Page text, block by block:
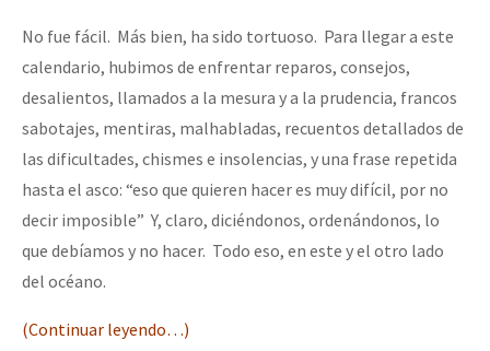
No fue fácil. Más bien, ha sido tortuoso. Para llegar a este
calendario, hubimos de enfrentar reparos, consejos,
desalientos, llamados a la mesura y a la prudencia, francos
sabotajes, mentiras, malhabladas, recuentos detallados de
las dificultades, chismes e insolencias, y una frase repetida
hasta el asco: “eso que quieren hacer es muy difícil, por no
decir imposible” Y, claro, diciéndonos, ordenándonos, lo
que debíamos y no hacer. Todo eso, en este y el otro lado
del océano.
(Continuar leyendo…)